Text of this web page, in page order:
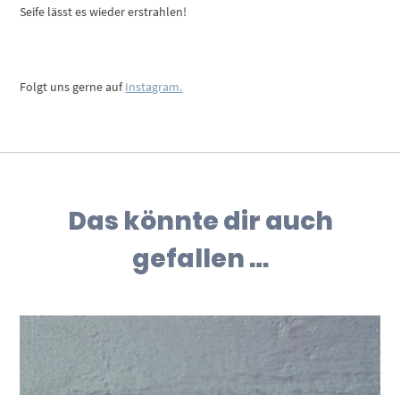
Seife lässt es wieder erstrahlen!
Folgt uns gerne aufInstagram.
Das könnte dir auch
gefallen …